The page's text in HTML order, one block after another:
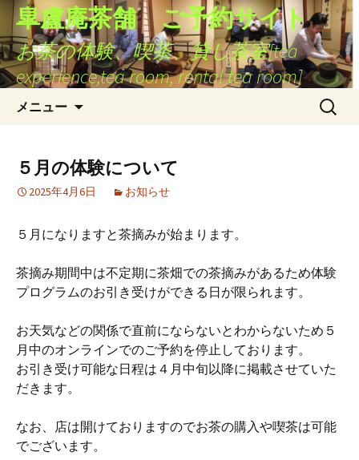
皐盧庵茶舗 ご予約サイト
お茶の体験、喫茶、貸し茶室[tea
experience,tea room, rental tea room]
メニュー
ン
ツ
へ
キ
プ
検
索:
５月の体験について
2025年4月6日 お知らせ
５月になりますと茶摘みが始まります。
茶摘み期間中は不定期に茶畑での茶摘みがあるため体験
プログラムのお引き受けができる日が限られます。
お天気などの関係で直前にならないとわからないため５
月中のオンラインでのご予約を停止しております。
お引き受け可能な日程は４月中旬以降に掲載させていた
だきます。
なお、店は開けておりますのでお茶の購入や喫茶は可能
でございます。